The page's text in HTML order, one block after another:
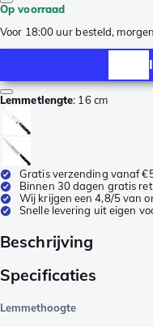
Op voorraad
Voor 18:00 uur besteld,
Lemmetlengte: 16 cm
Gratis verzending vanaf
Binnen 30 dagen gratis
Wij krijgen een 4,8/5 van
Snelle levering uit eigen
Beschrijving
Specificaties
Lemmethoogte